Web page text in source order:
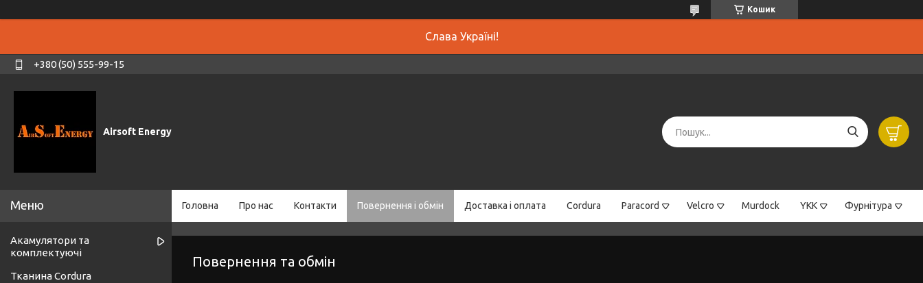
Кошик
Слава Україні!
+380 (50) 555-99-15
Airsoft Energy
Головна Про нас Контакти Повернення і обмін Доставка і оплата Cordura Paracord Velcro Murdock YKK Фурнітура
Повернення та обмін
Акамулятори та
комплектуючі
Тканина Cordura